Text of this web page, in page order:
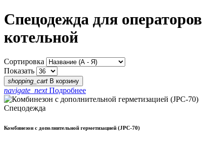
Спецодежда для операторов
котельной
Сортировка
Показать
shopping_cart В корзину
navigate_nextПодробнее
Спецодежда
Комбинезон с дополнительной герметизацией (JPC-70)